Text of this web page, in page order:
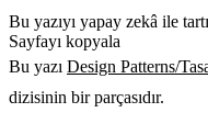
Bu yazıyı yapay zekâ ile
Sayfayı kopyala
Bu yazı Design Patterns/
dizisinin bir parçasıdır.